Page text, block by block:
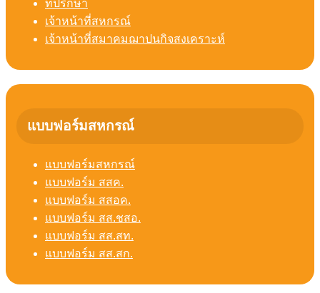
ที่ปรึกษา
เจ้าหน้าที่สหกรณ์
เจ้าหน้าที่สมาคมฌาปนกิจสงเคราะห์
แบบฟอร์มสหกรณ์
แบบฟอร์มสหกรณ์
แบบฟอร์ม สสค.
แบบฟอร์ม สสอค.
แบบฟอร์ม สส.ชสอ.
แบบฟอร์ม สส.สท.
แบบฟอร์ม สส.สก.